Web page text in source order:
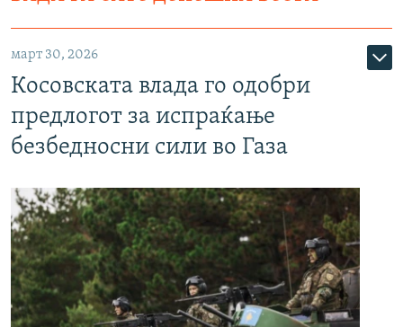
март 30, 2026
Косовската влада го одобри
предлогот за испраќање
безбедносни сили во Газа